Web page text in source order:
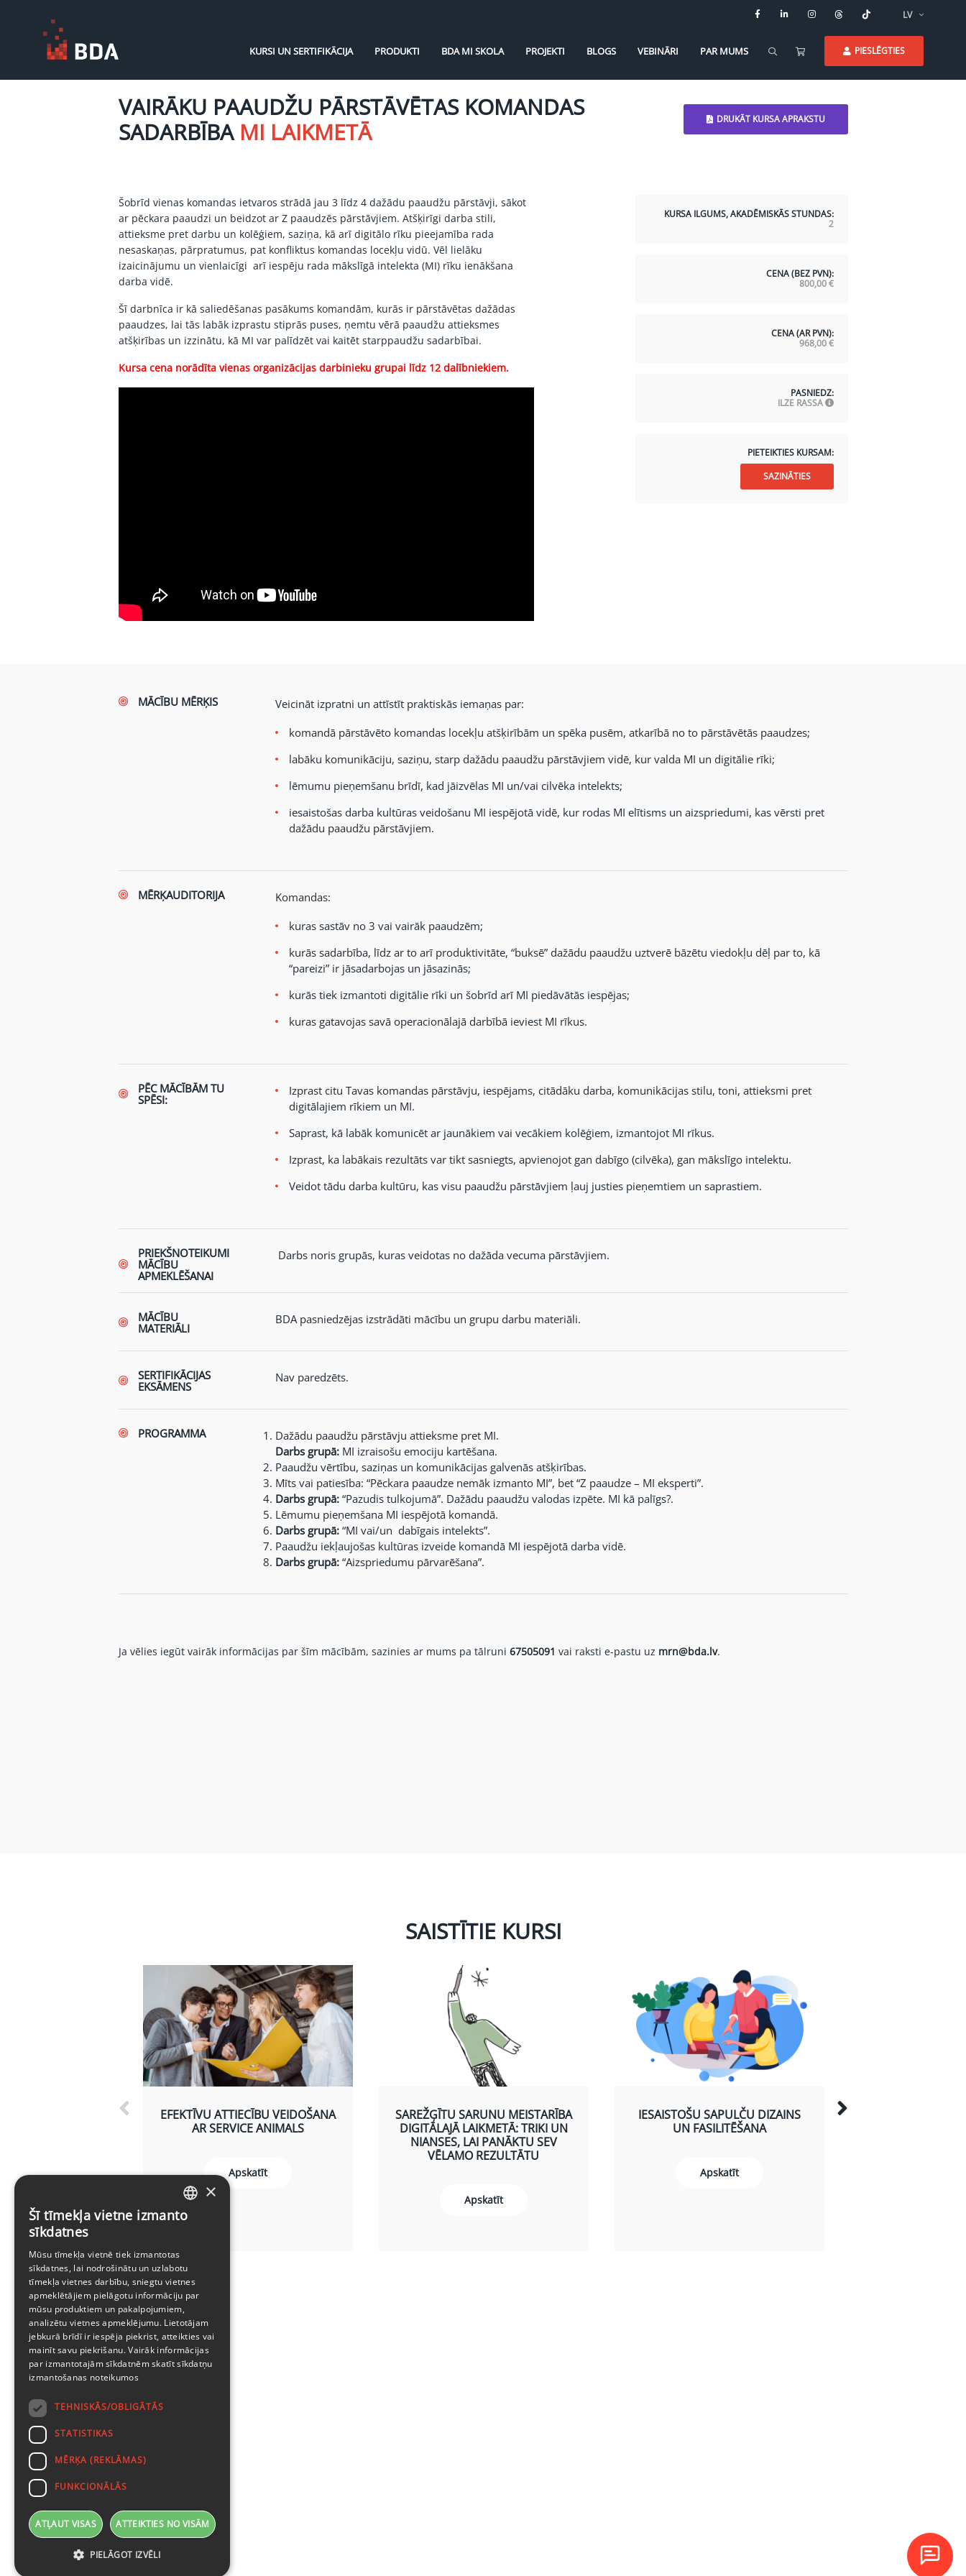
LV
KURSI UN SERTIFIKĀCIJA PRODUKTI BDA MI SKOLA PROJEKTI BLOGS VEBINĀRI PAR MUMS PIESLĒGTIES
VAIRĀKU PAAUDŽU PĀRSTĀVĒTAS KOMANDAS
SADARBĪBA MI LAIKMETĀ DRUKĀT KURSA APRAKSTU
Šobrīd vienas komandas ietvaros strādā jau 3 līdz 4 dažādu paaudžu pārstāvji, sākot
ar pēckara paaudzi un beidzot ar Z paaudzēs pārstāvjiem. Atšķirīgi darba stili,
attieksme pret darbu un kolēģiem, saziņa, kā arī digitālo rīku pieejamība rada
nesaskaņas, pārpratumus, pat konfliktus komandas locekļu vidū. Vēl lielāku
izaicinājumu un vienlaicīgi arī iespēju rada mākslīgā intelekta (MI) rīku ienākšana
darba vidē.
Šī darbnīca ir kā saliedēšanas pasākums komandām, kurās ir pārstāvētas dažādas
paaudzes, lai tās labāk izprastu stiprās puses, ņemtu vērā paaudžu attieksmes
atšķirības un izzinātu, kā MI var palīdzēt vai kaitēt starppaudžu sadarbībai.
Kursa cena norādīta vienas organizācijas darbinieku grupai līdz 12 dalībniekiem.
KURSA ILGUMS, AKADĒMISKĀS STUNDAS:
2
CENA (BEZ PVN):
800,00€
CENA (AR PVN):
968,00€
PASNIEDZ:
ILZE RASSA
PIETEIKTIES KURSAM:
SAZINĀTIES
MĀCĪBU MĒRĶIS
Veicināt izpratni un attīstīt praktiskās iemaņas par:
komandā pārstāvēto komandas locekļu atšķirībām un spēka pusēm, atkarībā no to pārstāvētās paaudzes;
labāku komunikāciju, saziņu, starp dažādu paaudžu pārstāvjiem vidē, kur valda MI un digitālie rīki;
lēmumu pieņemšanu brīdī, kad jāizvēlas MI un/vai cilvēka intelekts;
iesaistošas darba kultūras veidošanu MI iespējotā vidē, kur rodas MI elītisms un aizspriedumi, kas vērsti pret
dažādu paaudžu pārstāvjiem.
MĒRĶAUDITORIJA
Komandas:
kuras sastāv no 3 vai vairāk paaudzēm;
kurās sadarbība, līdz ar to arī produktivitāte, “buksē” dažādu paaudžu uztverē bāzētu viedokļu dēļ par to, kā
“pareizi” ir jāsadarbojas un jāsazinās;
kurās tiek izmantoti digitālie rīki un šobrīd arī MI piedāvātās iespējas;
kuras gatavojas savā operacionālajā darbībā ieviest MI rīkus.
PĒC MĀCĪBĀM TU
SPĒSI:
Izprast citu Tavas komandas pārstāvju, iespējams, citādāku darba, komunikācijas stilu, toni, attieksmi pret
digitālajiem rīkiem un MI.
Saprast, kā labāk komunicēt ar jaunākiem vai vecākiem kolēģiem, izmantojot MI rīkus.
Izprast, ka labākais rezultāts var tikt sasniegts, apvienojot gan dabīgo (cilvēka), gan mākslīgo intelektu.
Veidot tādu darba kultūru, kas visu paaudžu pārstāvjiem ļauj justies pieņemtiem un saprastiem.
PRIEKŠNOTEIKUMI
MĀCĪBU
APMEKLĒŠANAI
Darbs noris grupās, kuras veidotas no dažāda vecuma pārstāvjiem.
MĀCĪBU
MATERIĀLI
BDA pasniedzējas izstrādāti mācību un grupu darbu materiāli.
SERTIFIKĀCIJAS
EKSĀMENS
Nav paredzēts.
PROGRAMMA
Dažādu paaudžu pārstāvju attieksme pret MI.
Darbs grupā:MI izraisošu emociju kartēšana.
Paaudžu vērtību, saziņas un komunikācijas galvenās atšķirības.
Mīts vai patiesība: “Pēckara paaudze nemāk izmanto MI”, bet “Z paaudze – MI eksperti”.
Darbs grupā:“Pazudis tulkojumā”. Dažādu paaudžu valodas izpēte. MI kā palīgs?.
Lēmumu pieņemšana MI iespējotā komandā.
Darbs grupā:“MI vai/un dabīgais intelekts”.
Paaudžu iekļaujošas kultūras izveide komandā MI iespējotā darba vidē.
Darbs grupā:“Aizspriedumu pārvarēšana”.
Ja vēlies iegūt vairāk informācijas par šīm mācībām, sazinies ar mums pa tālruni 67505091 vai raksti e-pastu uz mrn@bda.lv.
SAISTĪTIE KURSI
EFEKTĪVU ATTIECĪBU VEIDOŠANA
AR SERVICE ANIMALS
Apskatīt
SAREŽĢĪTU SARUNU MEISTARĪBA
DIGITĀLAJĀ LAIKMETĀ: TRIKI UN
NIANSES, LAI PANĀKTU SEV
VĒLAMO REZULTĀTU
Apskatīt
IESAISTOŠU SAPULČU DIZAINS
UN FASILITĒŠANA
Apskatīt
LATVIAN
×
Šī tīmekļa vietne izmanto
sīkdatnes
Mūsu tīmekļa vietnē tiek izmantotas
sīkdatnes, lai nodrošinātu un uzlabotu
tīmekļa vietnes darbību, sniegtu vietnes
apmeklētājiem pielāgotu informāciju par
mūsu produktiem un pakalpojumiem,
analizētu vietnes apmeklējumu. Lietotājam
jebkurā brīdī ir iespēja piekrist, atteikties vai
mainīt savu piekrišanu. Vairāk informācijas
par izmantotajām sīkdatnēm skatītsīkdatņu
izmantošanas noteikumos
TEHNISKĀS/OBLIGĀTĀS
STATISTIKAS
MĒRĶA (REKLĀMAS)
FUNKCIONĀLĀS
ATĻAUT VISAS ATTEIKTIES NO VISĀM
PIELĀGOT IZVĒLI